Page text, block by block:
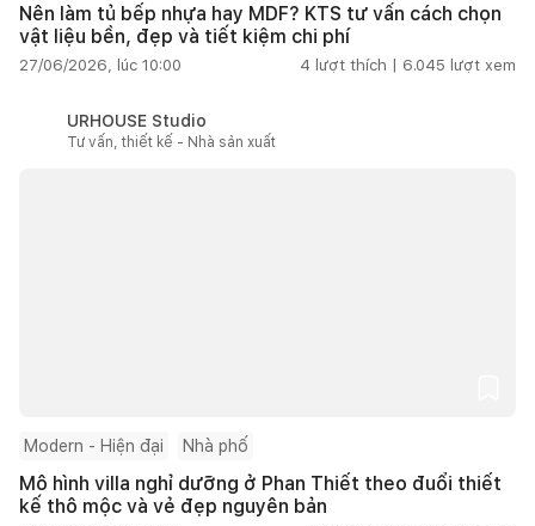
Nên làm tủ bếp nhựa hay MDF? KTS tư vấn cách chọn
vật liệu bền, đẹp và tiết kiệm chi phí
27/06/2026, lúc 10:00 4 lượt thích | 6.045 lượt xem
URHOUSE Studio
Tư vấn, thiết kế - Nhà sản xuất
Modern - Hiện đại Nhà phố
Mô hình villa nghỉ dưỡng ở Phan Thiết theo đuổi thiết
kế thô mộc và vẻ đẹp nguyên bản